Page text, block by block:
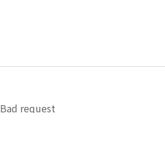
Bad request